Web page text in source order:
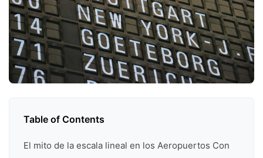
Table of Contents
El mito de la escala lineal en los Aeropuertos Con